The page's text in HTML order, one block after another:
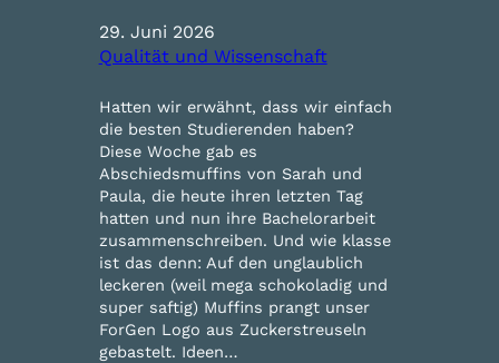
29. Juni 2026
Qualität und Wissenschaft
Hatten wir erwähnt, dass wir einfach
die besten Studierenden haben?
Diese Woche gab es
Abschiedsmuffins von Sarah und
Paula, die heute ihren letzten Tag
hatten und nun ihre Bachelorarbeit
zusammenschreiben. Und wie klasse
ist das denn: Auf den unglaublich
leckeren (weil mega schokoladig und
super saftig) Muffins prangt unser
ForGen Logo aus Zuckerstreuseln
gebastelt. Ideen…